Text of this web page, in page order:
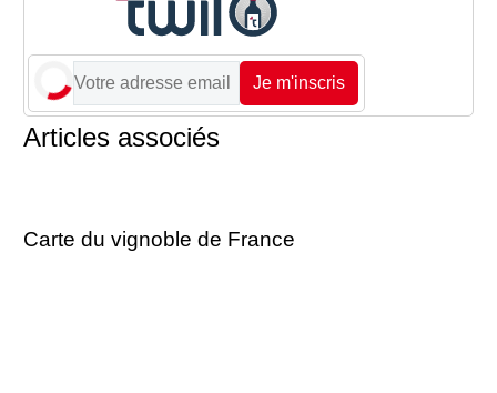
Je m'inscris
Articles associés
Carte du vignoble de France